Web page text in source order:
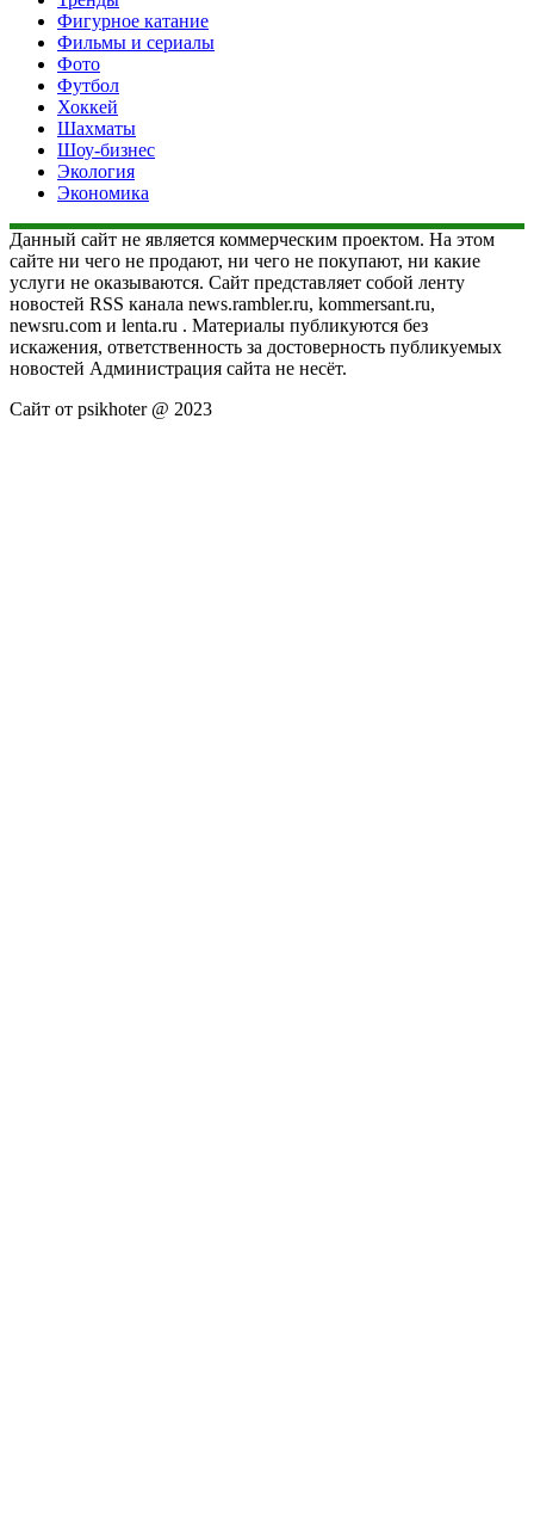
Фигурное катание
Фильмы и сериалы
Фото
Футбол
Хоккей
Шахматы
Шоу-бизнес
Экология
Экономика
Данный сайт не является коммерческим проектом. На этом
сайте ни чего не продают, ни чего не покупают, ни какие
услуги не оказываются. Сайт представляет собой ленту
новостей RSS канала news.rambler.ru, kommersant.ru,
newsru.com и lenta.ru . Материалы публикуются без
искажения, ответственность за достоверность публикуемых
новостей Администрация сайта не несёт.
Сайт от psikhoter @ 2023